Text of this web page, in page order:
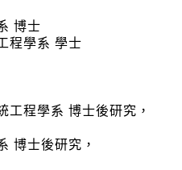
博士
程學系 學士
工程學系 博士後研究，
博士後研究，